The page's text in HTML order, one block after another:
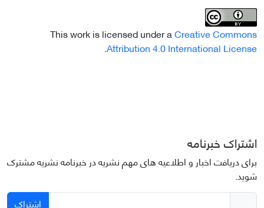
This work is licensed under aCreative Commons
Attribution 4.0 International License
.
اشتراک خبرنامه
برای دریافت اخبار و اطلاعیه های مهم نشریه در خبرنامه نشریه مشترک
شوید.
اشتراک